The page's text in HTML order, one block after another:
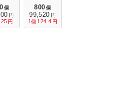
個
円
円
800 個
99,520 円
1個 124.4 円